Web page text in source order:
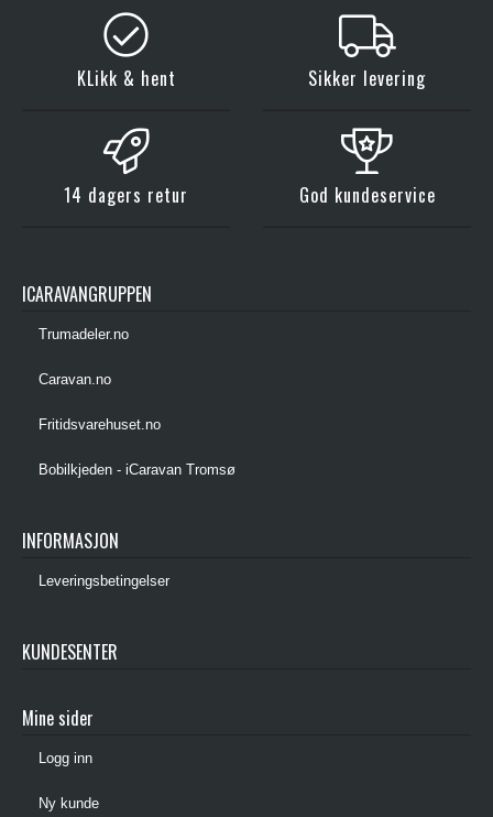
KLikk & hent Sikker levering
14 dagers retur God kundeservice
ICARAVANGRUPPEN
Trumadeler.no
Caravan.no
Fritidsvarehuset.no
Bobilkjeden - iCaravan Tromsø
INFORMASJON
Leveringsbetingelser
KUNDESENTER
Mine sider
Logg inn
Ny kunde